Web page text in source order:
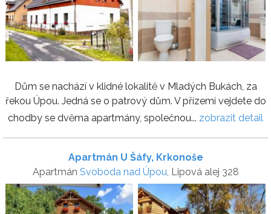
Dům se nachází v klidné lokalitě v Mladých Bukách, za
řekou Úpou. Jedná se o patrový dům. V přízemí vejdete do
chodby se dvěma apartmány, společnou... zobrazit detail
Apartmán U Šáfy, Krkonoše
Apartmán Svoboda nad Úpou , Lipová alej 328